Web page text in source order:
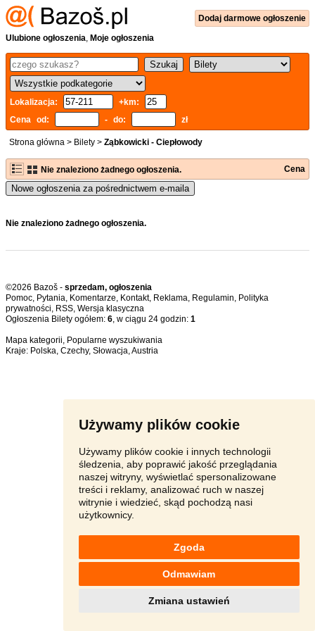
Używamy plików cookie
Używamy plików cookie i innych technologii
śledzenia, aby poprawić jakość przeglądania
naszej witryny, wyświetlać spersonalizowane
treści i reklamy, analizować ruch w naszej
witrynie i wiedzieć, skąd pochodzą nasi
użytkownicy.
Zgoda
Odmawiam
Zmiana ustawień
Dodaj darmowe ogłoszenie
Ulubione ogłoszenia, Moje ogłoszenia
Lokalizacja:
+km:
Cena od:
- do: zł
Strona główna > Bilety > Ząbkowicki - Ciepłowody
Nie znaleziono żadnego ogłoszenia. Cena
Nowe ogłoszenia za pośrednictwem e-maila
Nie znaleziono żadnego ogłoszenia.
©2026 Bazoš - sprzedam, ogłoszenia
Pomoc, Pytania, Komentarze, Kontakt, Reklama, Regulamin, Polityka
prywatności, RSS,
Ogłoszenia Bilety ogółem: 6, w ciągu 24 godzin: 1
Mapa kategorii, Popularne wyszukiwania
Kraje: Polska, Czechy, Słowacja,Austria